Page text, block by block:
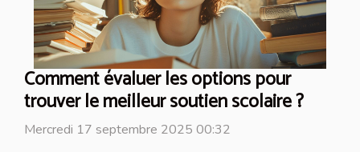
Comment évaluer les options pour
trouver le meilleur soutien scolaire ?
Mercredi 17 septembre 2025 00:32